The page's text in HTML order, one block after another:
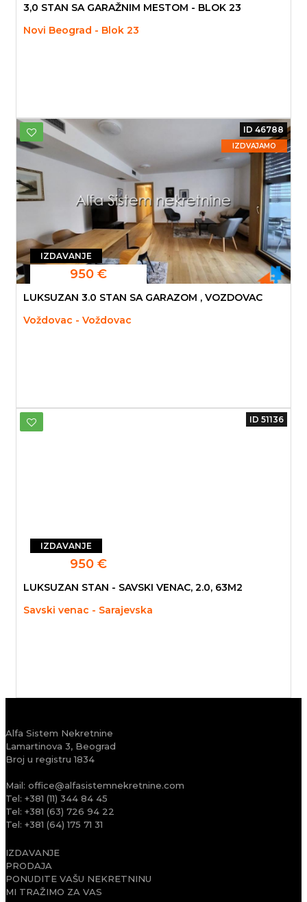
3,0 STAN SA GARAŽNIM MESTOM - BLOK 23
Novi Beograd - Blok 23
IZDAVANJE
950 €
ID 46788
IZDVAJAMO
LUKSUZAN 3.0 STAN SA GARAZOM , VOZDOVAC
Voždovac - Voždovac
IZDAVANJE
950 €
ID 51136
LUKSUZAN STAN - SAVSKI VENAC, 2.0, 63M2
Savski venac - Sarajevska
Alfa Sistem Nekretnine
Lamartinova 3, Beograd
Broj u registru 1834
Mail: office@alfasistemnekretnine.com
Tel: +381 (11) 344 84 45
Tel: +381 (63) 726 94 22
Tel: +381 (64) 175 71 31
IZDAVANJE
PRODAJA
PONUDITE VAŠU NEKRETNINU
MI TRAŽIMO ZA VAS